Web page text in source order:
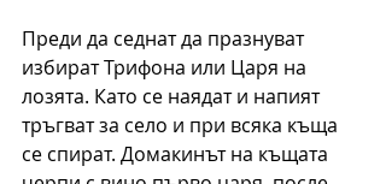
Преди да седнат да празнуват
избират Трифона или Царя на
лозята. Като се наядат и напият
тръгват за село и при всяка къща
се спират. Домакинът на къщата